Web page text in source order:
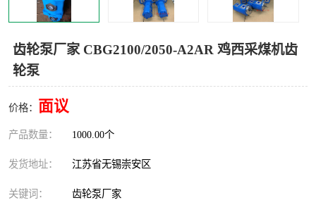
齿轮泵厂家 CBG2100/2050-A2AR 鸡西采煤机齿
轮泵
价格： 面议
产品数量： 1000.00个
发货地址： 江苏省无锡崇安区
关键词： 齿轮泵厂家